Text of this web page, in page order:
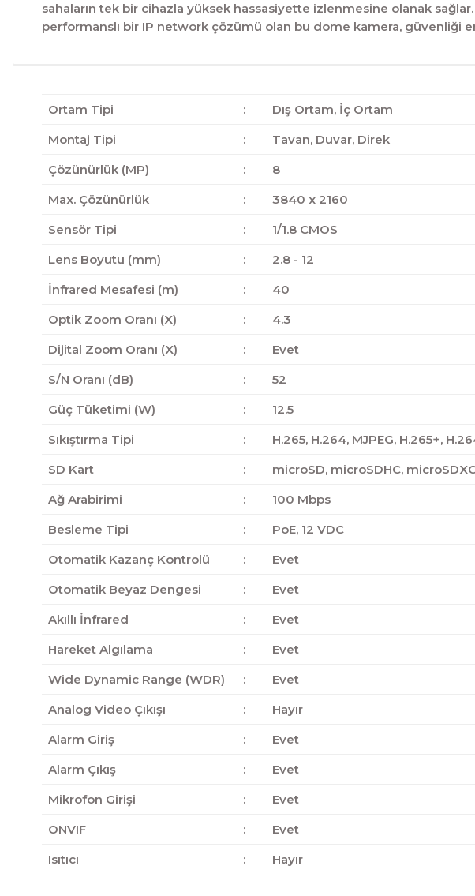
sahaların tek bir cihazla yüksek hassasiyette izlenmesine olanak
performanslı bir IP network çözümü olan bu dome kamera, güvenliği
Ortam Tipi :
Dış Ortam, İç Ortam
Montaj Tipi
:
Tavan, Duvar, Direk
Çözünürlük (MP)
:
8
Max. Çözünürlük
:
3840 x 2160
Sensör Tipi
:
1/1.8 CMOS
Lens Boyutu (mm)
:
2.8 - 12
İnfrared Mesafesi (m)
:
40
Optik Zoom Oranı (X)
:
4.3
Dijital Zoom Oranı (X)
:
Evet
S/N Oranı (dB)
:
52
Güç Tüketimi (W)
:
12.5
Sıkıştırma Tipi
:
H.265, H.264, MJPEG, H.265+,
SD Kart
:
microSD, microSDHC,
Ağ Arabirimi
:
100 Mbps
Besleme Tipi
:
PoE, 12 VDC
Otomatik Kazanç Kontrolü
:
Evet
Otomatik Beyaz Dengesi
:
Evet
Akıllı İnfrared
:
Evet
Hareket Algılama
:
Evet
Wide Dynamic Range (WDR)
:
Evet
Analog Video Çıkışı
:
Hayır
Alarm Giriş
:
Evet
Alarm Çıkış
:
Evet
Mikrofon Girişi
:
Evet
ONVIF
:
Evet
Isıtıcı
: Hayır